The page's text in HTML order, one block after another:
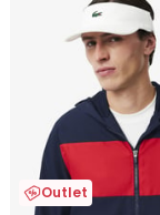
Outlet